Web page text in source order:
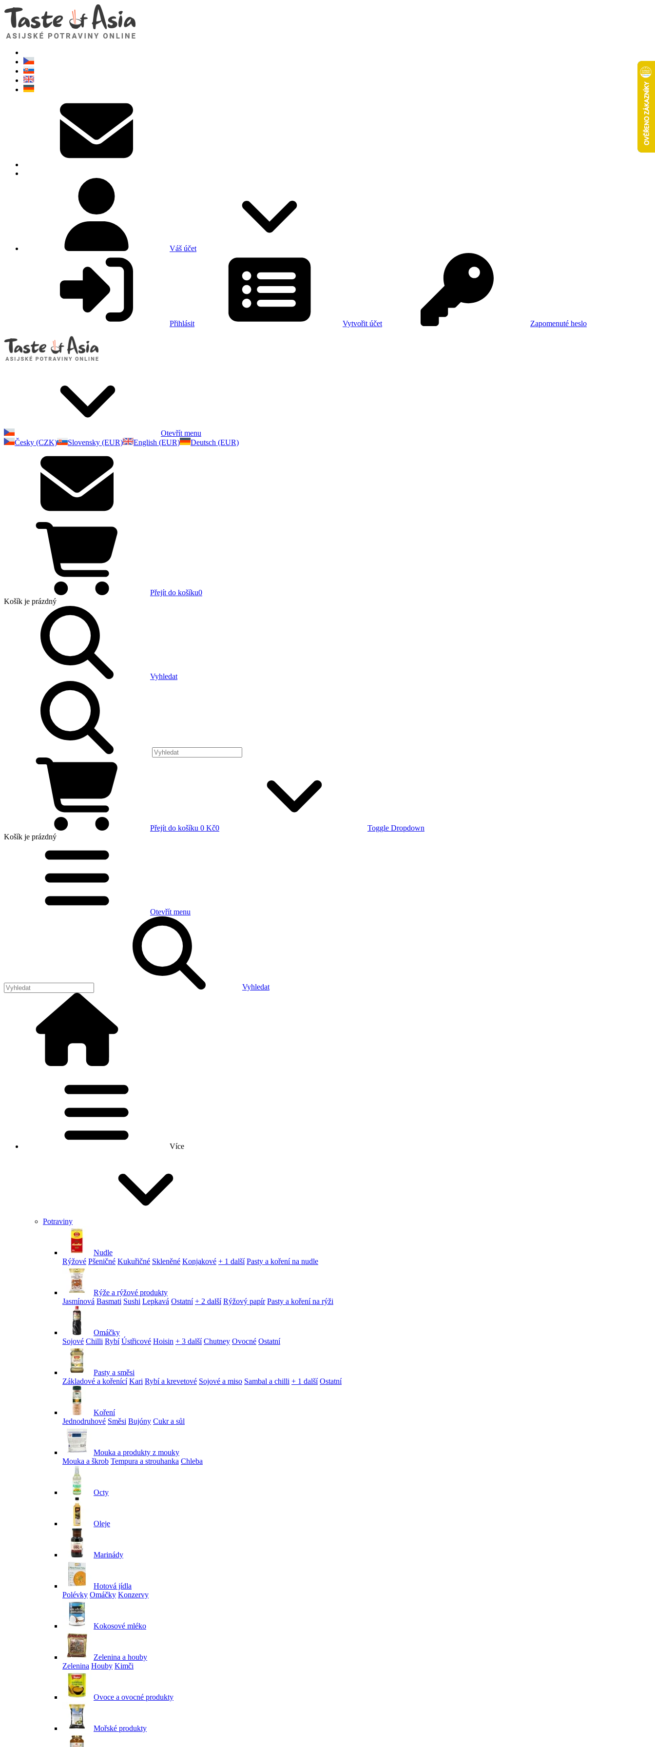
Váš účet
Přihlásit Vytvořit účet Zapomenuté heslo
Otevřít menu
Česky (CZK)
Slovensky (EUR) English (EUR) Deutsch (EUR)
Přejít do košíku0
Košík je prázdný
Vyhledat
Přejít do košíku 0 Kč0
Toggle Dropdown
Košík je prázdný
Otevřít menu
Vyhledat
Více
Potraviny
Nudle
Rýžové Pšeničné Kukuřičné Skleněné Konjakové + 1 další Pasty a koření na nudle
Rýže a rýžové produkty
Jasmínová Basmati Sushi Lepkavá Ostatní + 2 další Rýžový papír Pasty a koření na rýži
Omáčky
Sojové Chilli Rybí Ústřicové Hoisin + 3 další Chutney Ovocné Ostatní
Pasty a směsi
Základové a kořenící Kari Rybí a krevetové Sojové a miso Sambal a chilli + 1 další Ostatní
Koření
Jednodruhové Směsi Bujóny Cukr a sůl
Mouka a produkty z mouky
Mouka a škrob Tempura a strouhanka Chleba
Octy
Oleje
Marinády
Hotová jídla
Polévky Omáčky Konzervy
Kokosové mléko
Zelenina a houby
Zelenina Houby Kimči
Ovoce a ovocné produkty
Mořské produkty